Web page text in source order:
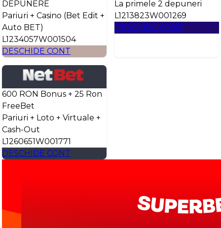
DEPUNERE
Pariuri + Casino (Bet Edit +
Auto BET)
L1234057W001504
DESCHIDE CONT
La primele 2 depuneri
L1213823W001269
DESCHIDE CONT
600 RON Bonus + 25 Ron
FreeBet
Pariuri + Loto + Virtuale +
Cash-Out
L1260651W001771
DESCHIDE CONT